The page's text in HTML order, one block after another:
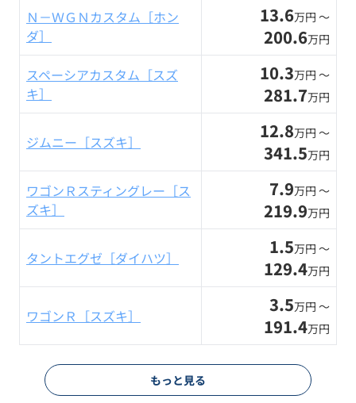
Ｎ－ＷＧＮカスタム［ホン
ダ］
13.6万円 〜
200.6万円
スペーシアカスタム［スズ
キ］
10.3万円 〜
281.7万円
ジムニー［スズキ］ 12.8万円 〜
341.5万円
ワゴンＲスティングレー［ス
ズキ］
7.9万円 〜
219.9万円
タントエグゼ［ダイハツ］ 1.5万円 〜
129.4万円
ワゴンＲ［スズキ］ 3.5万円 〜
191.4万円
もっと見る